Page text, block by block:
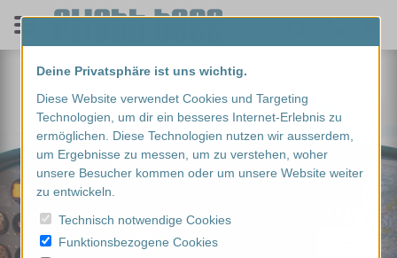
Deine Privatsphäre ist uns wichtig.
Diese Website verwendet Cookies und Targeting
Technologien, um dir ein besseres Internet-Erlebnis zu
ermöglichen. Diese Technologien nutzen wir ausserdem,
um Ergebnisse zu messen, um zu verstehen, woher
unsere Besucher kommen oder um unsere Website weiter
zu entwickeln.
Technisch notwendige Cookies
Funktionsbezogene Cookies